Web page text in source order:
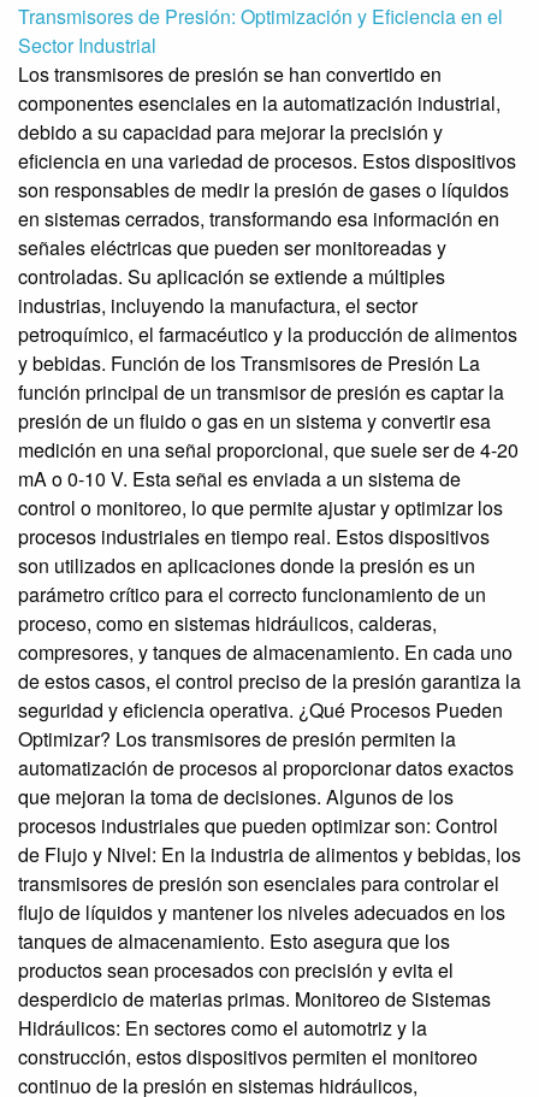
Transmisores de Presión: Optimización y Eficiencia en el
Sector Industrial
Los transmisores de presión se han convertido en
componentes esenciales en la automatización industrial,
debido a su capacidad para mejorar la precisión y
eficiencia en una variedad de procesos. Estos dispositivos
son responsables de medir la presión de gases o líquidos
en sistemas cerrados, transformando esa información en
señales eléctricas que pueden ser monitoreadas y
controladas. Su aplicación se extiende a múltiples
industrias, incluyendo la manufactura, el sector
petroquímico, el farmacéutico y la producción de alimentos
y bebidas. Función de los Transmisores de Presión La
función principal de un transmisor de presión es captar la
presión de un fluido o gas en un sistema y convertir esa
medición en una señal proporcional, que suele ser de 4-20
mA o 0-10 V. Esta señal es enviada a un sistema de
control o monitoreo, lo que permite ajustar y optimizar los
procesos industriales en tiempo real. Estos dispositivos
son utilizados en aplicaciones donde la presión es un
parámetro crítico para el correcto funcionamiento de un
proceso, como en sistemas hidráulicos, calderas,
compresores, y tanques de almacenamiento. En cada uno
de estos casos, el control preciso de la presión garantiza la
seguridad y eficiencia operativa. ¿Qué Procesos Pueden
Optimizar? Los transmisores de presión permiten la
automatización de procesos al proporcionar datos exactos
que mejoran la toma de decisiones. Algunos de los
procesos industriales que pueden optimizar son: Control
de Flujo y Nivel: En la industria de alimentos y bebidas, los
transmisores de presión son esenciales para controlar el
flujo de líquidos y mantener los niveles adecuados en los
tanques de almacenamiento. Esto asegura que los
productos sean procesados con precisión y evita el
desperdicio de materias primas. Monitoreo de Sistemas
Hidráulicos: En sectores como el automotriz y la
construcción, estos dispositivos permiten el monitoreo
continuo de la presión en sistemas hidráulicos,